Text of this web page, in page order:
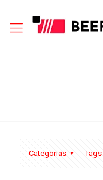
Categorias Tags